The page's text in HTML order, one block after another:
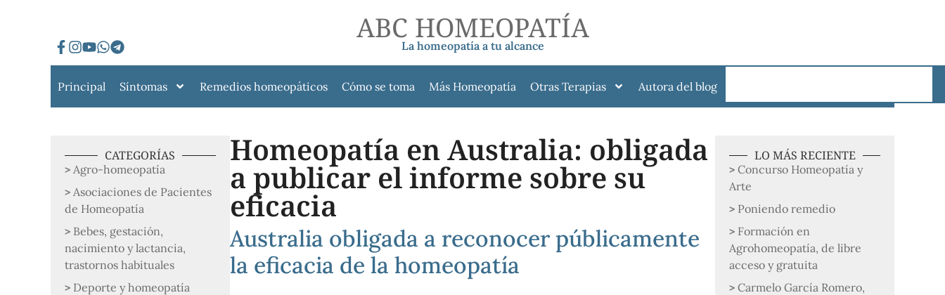
ABC HOMEOPATÍA
La homeopatía a tu alcance
Principal Síntomas Remedios homeopáticos Cómo se toma Más Homeopatía Otras Terapias Autora del blog
CATEGORÍAS
Agro-homeopatía
Asociaciones de Pacientes
de Homeopatía
Bebes, gestación,
nacimiento y lactancia,
trastornos habituales
Deporte y homeopatía
Homeopatía en Australia: obligada
a publicar el informe sobre su
eficacia
Australia obligada a reconocer públicamente
la eficacia de la homeopatía
LO MÁS RECIENTE
Concurso Homeopatía y
Arte
Poniendo remedio
Formación en
Agrohomeopatía, de libre
acceso y gratuita
Carmelo García Romero,